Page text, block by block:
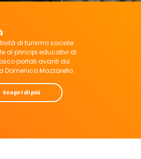
di turismo sociale
ai principi educativi di
portati avanti da
Domenica Mazzarello.
Scopri di più